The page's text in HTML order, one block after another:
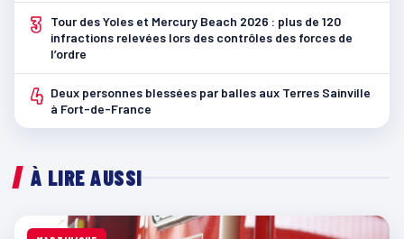
3
Tour des Yoles et Mercury Beach 2026 : plus de 120
infractions relevées lors des contrôles des forces de
l’ordre
4 Deux personnes blessées par balles aux Terres Sainville
à Fort-de-France
À LIRE AUSSI